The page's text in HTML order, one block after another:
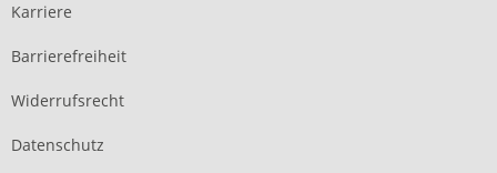
Karriere
Barrierefreiheit
Widerrufsrecht
Datenschutz